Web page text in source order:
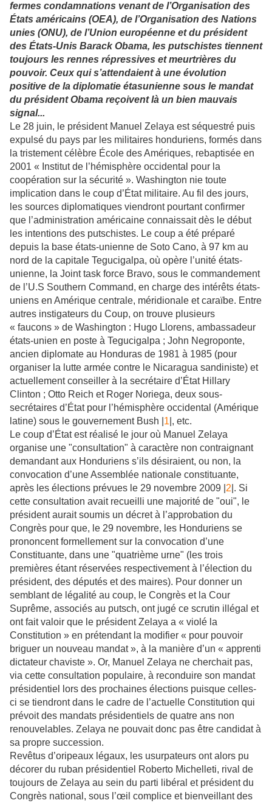
fermes condamnations venant de l’Organisation des
États américains (OEA), de l’Organisation des Nations
unies (ONU), de l’Union européenne et du président
des États-Unis Barack Obama, les putschistes tiennent
toujours les rennes répressives et meurtrières du
pouvoir. Ceux qui s’attendaient à une évolution
positive de la diplomatie étasunienne sous le mandat
du président Obama reçoivent là un bien mauvais
signal...
Le 28 juin, le président Manuel Zelaya est séquestré puis
expulsé du pays par les militaires honduriens, formés dans
la tristement célèbre École des Amériques, rebaptisée en
2001 « Institut de l’hémisphère occidental pour la
coopération sur la sécurité ». Washington nie toute
implication dans le coup d’État militaire. Au fil des jours,
les sources diplomatiques viendront pourtant confirmer
que l’administration américaine connaissait dès le début
les intentions des putschistes. Le coup a été préparé
depuis la base états-unienne de Soto Cano, à 97 km au
nord de la capitale Tegucigalpa, où opère l’unité états-
unienne, la Joint task force Bravo, sous le commandement
de l’U.S Southern Command, en charge des intérêts états-
uniens en Amérique centrale, méridionale et caraïbe. Entre
autres instigateurs du Coup, on trouve plusieurs
« faucons » de Washington : Hugo Llorens, ambassadeur
états-unien en poste à Tegucigalpa ; John Negroponte,
ancien diplomate au Honduras de 1981 à 1985 (pour
organiser la lutte armée contre le Nicaragua sandiniste) et
actuellement conseiller à la secrétaire d’État Hillary
Clinton ; Otto Reich et Roger Noriega, deux sous-
secrétaires d’État pour l’hémisphère occidental (Amérique
latine) sous le gouvernement Bush | 1 |, etc.
Le coup d’État est réalisé le jour où Manuel Zelaya
organise une "consultation" à caractère non contraignant
demandant aux Honduriens s’ils désiraient, ou non, la
convocation d’une Assemblée nationale constituante,
après les élections prévues le 29 novembre 2009 | 2 |. Si
cette consultation avait recueilli une majorité de "oui", le
président aurait soumis un décret à l’approbation du
Congrès pour que, le 29 novembre, les Honduriens se
prononcent formellement sur la convocation d’une
Constituante, dans une "quatrième urne" (les trois
premières étant réservées respectivement à l’élection du
président, des députés et des maires). Pour donner un
semblant de légalité au coup, le Congrès et la Cour
Suprême, associés au putsch, ont jugé ce scrutin illégal et
ont fait valoir que le président Zelaya a « violé la
Constitution » en prétendant la modifier « pour pouvoir
briguer un nouveau mandat », à la manière d’un « apprenti
dictateur chaviste ». Or, Manuel Zelaya ne cherchait pas,
via cette consultation populaire, à reconduire son mandat
présidentiel lors des prochaines élections puisque celles-
ci se tiendront dans le cadre de l’actuelle Constitution qui
prévoit des mandats présidentiels de quatre ans non
renouvelables. Zelaya ne pouvait donc pas être candidat à
sa propre succession.
Revêtus d’oripeaux légaux, les usurpateurs ont alors pu
décorer du ruban présidentiel Roberto Michelleti, rival de
toujours de Zelaya au sein du parti libéral et président du
Congrès national, sous l’œil complice et bienveillant des